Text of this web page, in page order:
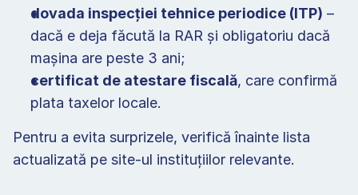
dovada inspecției tehnice periodice (ITP) –
dacă e deja făcută la RAR și obligatoriu dacă
mașina are peste 3 ani;
certificat de atestare fiscală, care confirmă
plata taxelor locale.
Pentru a evita surprizele, verifică înainte lista
actualizată pe site-ul instituțiilor relevante.